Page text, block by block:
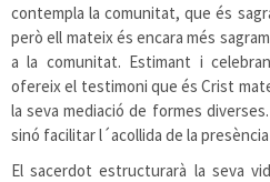
contempla la comunitat, que és
però ell mateix és encara més
a la comunitat. Estimant i
ofereix el testimoni que és Crist
la seva mediació de formes
sinó facilitar l´acollida de la
El sacerdot estructurarà la seva